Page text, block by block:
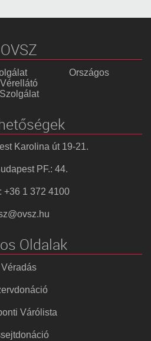
OVSZ
Országos
Vérellátó
Szolgálat
Karolina út 19-21.
PF.: 44.
+36 1 372 4100
Oldalak
Véradás
Várólista